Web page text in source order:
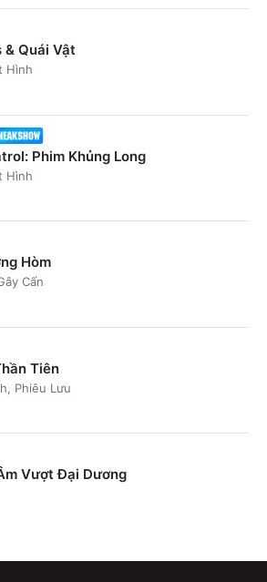
& Quái Vật
Hình
Phim Khủng Long
Hình
Hòm
Cấn
Tiên
Phiêu Lưu
Vượt Đại Dương